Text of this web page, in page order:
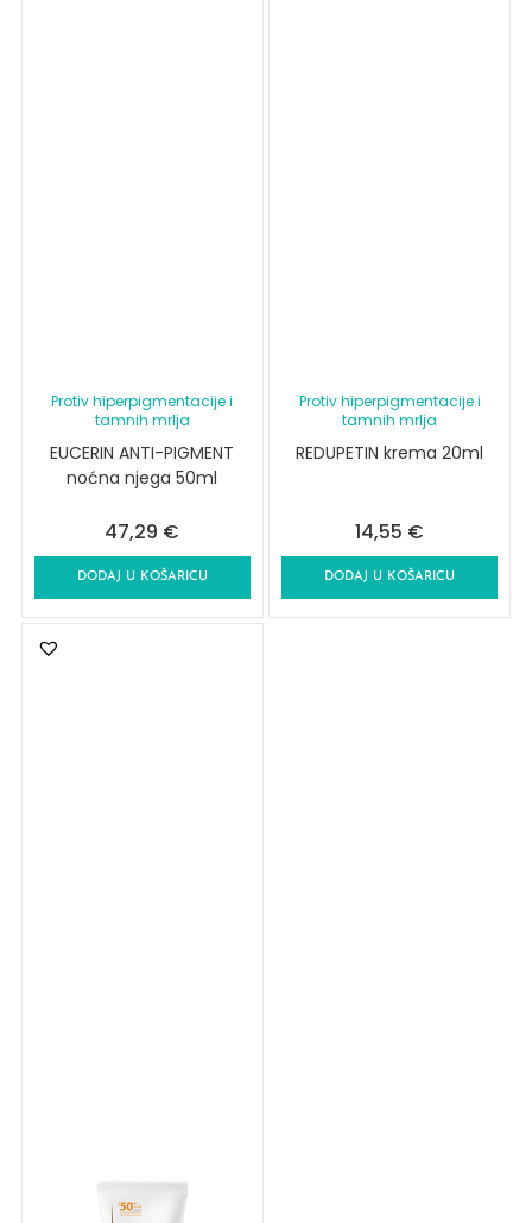
Protiv hiperpigmentacije i
tamnih mrlja
EUCERIN ANTI-PIGMENT
noćna njega 50ml
47,29 €
DODAJ U KOŠARICU
Protiv hiperpigmentacije i
tamnih mrlja
REDUPETIN krema 20ml
14,55 €
DODAJ U KOŠARICU